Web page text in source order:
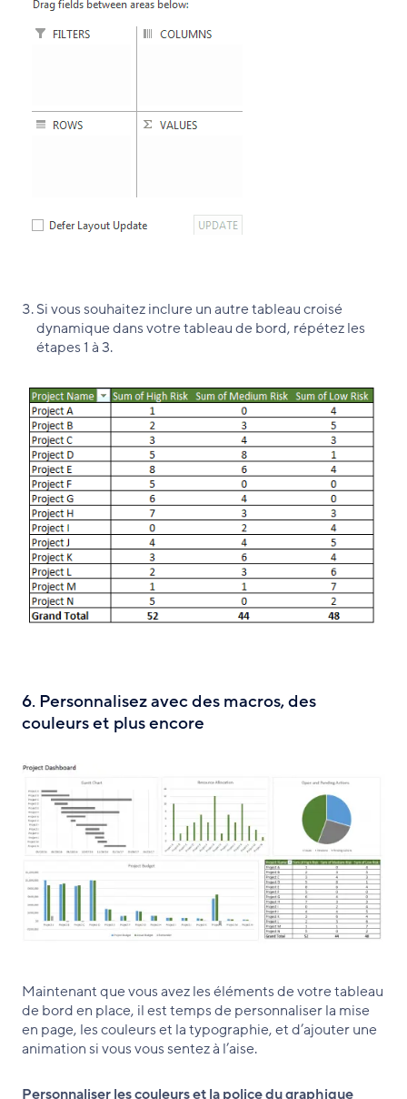
Si vous souhaitez inclure un autre tableau croisé
dynamique dans votre tableau de bord, répétez les
étapes 1 à 3.
6. Personnalisez avec des macros, des
couleurs et plus encore
Maintenant que vous avez les éléments de votre tableau
de bord en place, il est temps de personnaliser la mise
en page, les couleurs et la typographie, et d’ajouter une
animation si vous vous sentez à l’aise.
Personnaliser les couleurs et la police du graphique